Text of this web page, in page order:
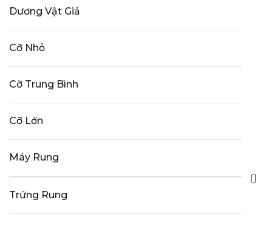
Dương Vật Giả
Cỡ Nhỏ
Cỡ Trung Bình
Cỡ Lớn
Máy Rung
Trứng Rung